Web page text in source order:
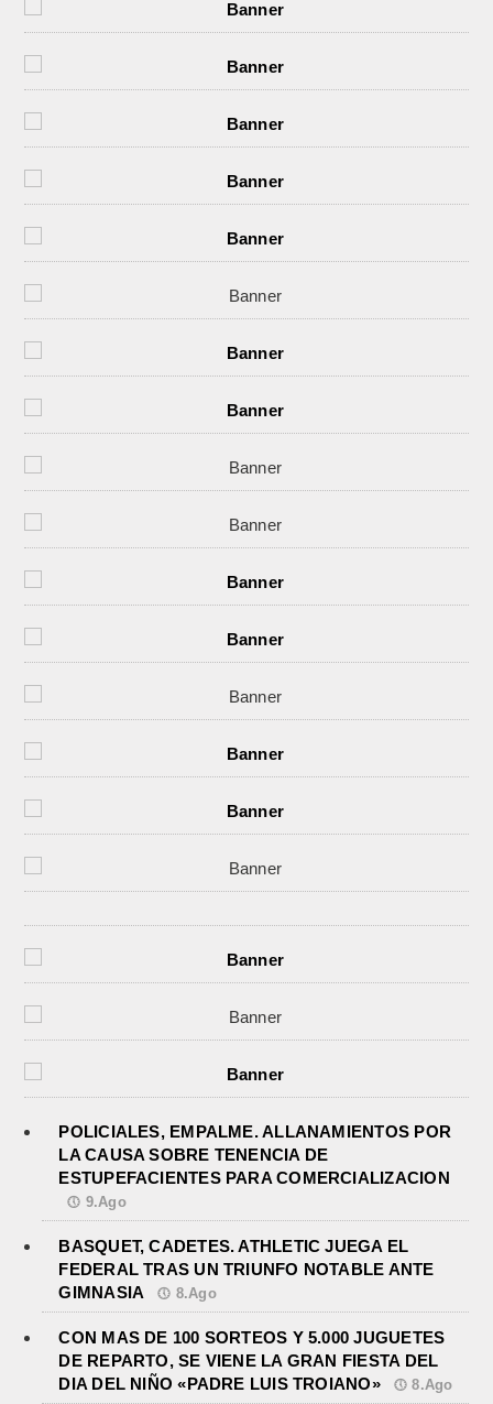
POLICIALES, EMPALME. ALLANAMIENTOS POR
LA CAUSA SOBRE TENENCIA DE
ESTUPEFACIENTES PARA COMERCIALIZACION
9.Ago
BASQUET, CADETES. ATHLETIC JUEGA EL
FEDERAL TRAS UN TRIUNFO NOTABLE ANTE
GIMNASIA
8.Ago
CON MAS DE 100 SORTEOS Y 5.000 JUGUETES
DE REPARTO, SE VIENE LA GRAN FIESTA DEL
DIA DEL NIÑO «PADRE LUIS TROIANO»
8.Ago